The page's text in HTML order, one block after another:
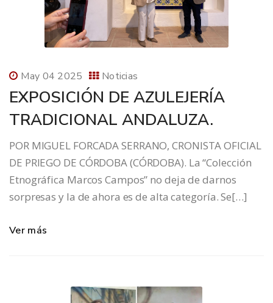
May 04 2025 Noticias
EXPOSICIÓN DE AZULEJERÍA
TRADICIONAL ANDALUZA.
POR MIGUEL FORCADA SERRANO, CRONISTA OFICIAL
DE PRIEGO DE CÓRDOBA (CÓRDOBA). La “Colección
Etnográfica Marcos Campos” no deja de darnos
sorpresas y la de ahora es de alta categoría. Se[…]
Ver más